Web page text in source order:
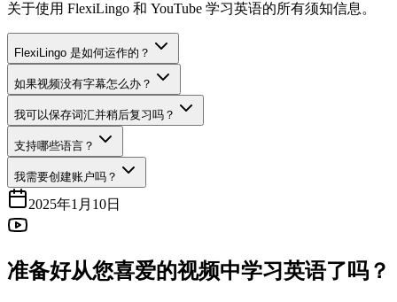
关于使用 FlexiLingo 和 YouTube 学习英语的所有须知信息。
FlexiLingo 是如何运作的？
如果视频没有字幕怎么办？
我可以保存词汇并稍后复习吗？
支持哪些语言？
我需要创建账户吗？
2025年1月10日
准备好从您喜爱的视频中学习英语了吗？